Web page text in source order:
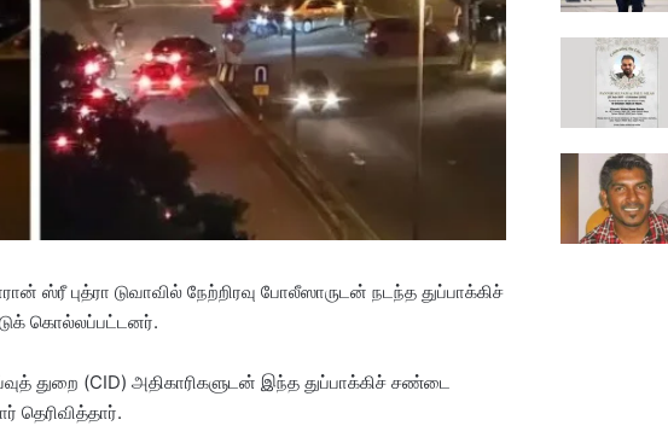
ஸ்ரீ புத்ரா டுவாவில் நேற்றிரவு போலீஸாருடன் நடந்த துப்பாக்கிச்
கொல்லப்பட்டனர்.
துறை (CID) அதிகாரிகளுடன் இந்த துப்பாக்கிச் சண்டை
தெரிவித்தார்.